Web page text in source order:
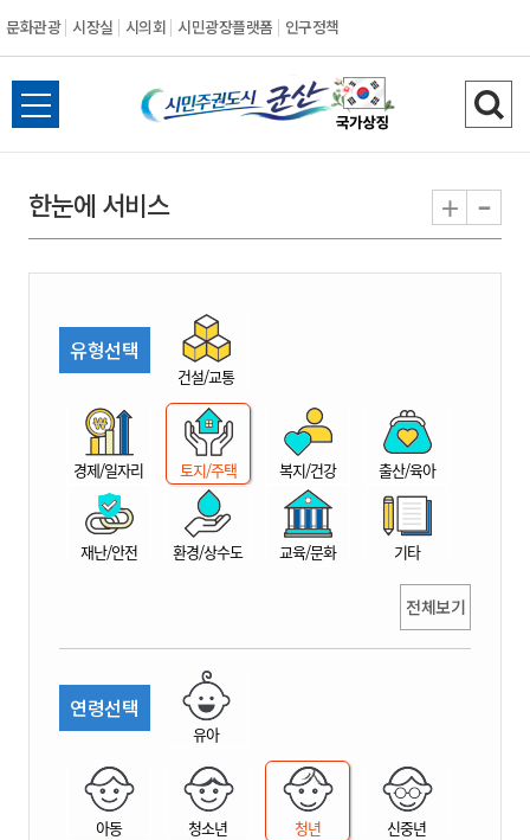
문화관광 시장실 시의회 시민광장플랫폼 인구정책
시
민
권
시
산
전
체
뉴
열
검
색
기
한눈에 서비스 + -
유형선택
건설/교통
경제/일자리 토지/주택 복지/건강 출산/육아
재난/안전 환경/상수도 교육/문화 기타
전체보기
연령선택
유아
아동 청소년 청년 신중년